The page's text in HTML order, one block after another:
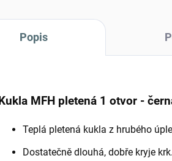
Popis
Kukla MFH pletená 1 otvor -
Teplá pletená kukla z hrubého
Dostatečně dlouhá, dobře kryje krk.